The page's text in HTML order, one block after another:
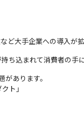
ど大手企業への導入が
ち込まれて消費者の手
あります。
ト」